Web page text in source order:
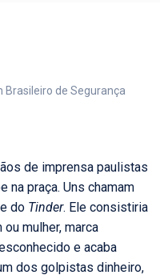
de Segurança
de imprensa paulistas
na praça. Uns chamam
do Tinder. Ele consistiria
mulher, marca
e acaba
dos golpistas dinheiro,